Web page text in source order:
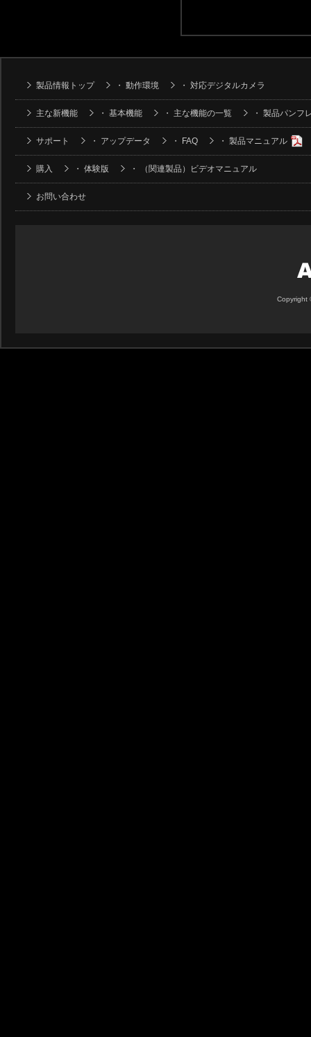
製品情報トップ ・ 動作環境 ・ 対応デジタルカメラ
主な新機能 ・ 基本機能 ・ 主な機能の一覧 ・ 製品パンフ
サポート ・ アップデータ ・ FAQ ・ 製品マニュアル
購入 ・ 体験版 ・ （関連製品）ビデオマニュアル
お問い合わせ
Copyright